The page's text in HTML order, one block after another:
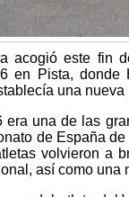
acogió este fin
en Pista,
una nueva
era una de las
de España
volvieron a
así como una